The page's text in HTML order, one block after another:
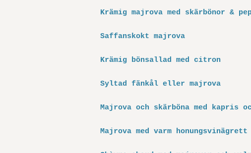
Krämig majrova med skärbönor &
Saffanskokt majrova
Krämig bönsallad med citron
Syltad fänkål eller majrova
Majrova och skärböna med kapris
Majrova med varm honungsvinägrett